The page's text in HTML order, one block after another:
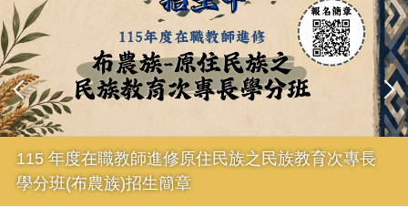
容
區
115年度專長增能學分班